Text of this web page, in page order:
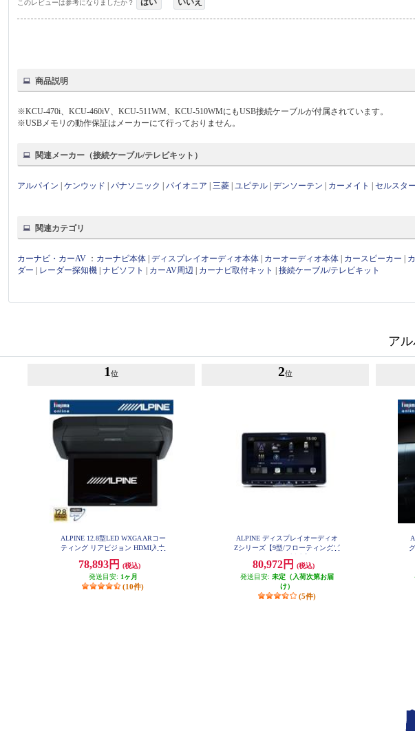
このレビューは参考になりましたか？ はい いいえ
商品説明
※KCU-470i、KCU-460iV、KCU-511WM、KCU-510WMにもUSB接続ケーブルが付属されています。
※USBメモリの動作保証はメーカーにて行っておりません。
関連メーカー（接続ケーブル/テレビキット）
アルパイン |ケンウッド |パナソニック |パイオニア |三菱 |ユピテル |デンソーテン カーメイト |セルスター
関連カテゴリ
カーナビ・カーAV ： カーナビ本体 |ディスプレイオーディオ本体 カーオーディオ本体 カースピーカー
ダー
レーダー探知機 |ナビソフト カーAV周辺 カーナビ取付キット |接続ケーブル/テレビキット
ア
1 位
ALPINE 12.8型LED WXGA ARコー
ティング リアビジョン HDMI入力
78,893円
(税込)
発送目安: 1ヶ月
(10件)
2位
ALPINE ディスプレイオーディオ
Zシリーズ【9型/フローティングビ
80,972円
(税込)
発送目安: 未定（入荷次第お届
け）
(5件)